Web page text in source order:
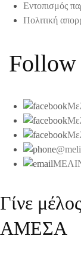
Εντοπισμός
Πολιτική
Follow
Γίνε
ΑΜΕΣΑ